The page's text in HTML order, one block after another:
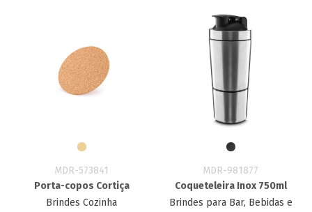
MDR-573841
Porta-copos Cortiça
Brindes Cozinha
MDR-981877
Coqueteleira Inox 750ml
Brindes para Bar, Bebidas e